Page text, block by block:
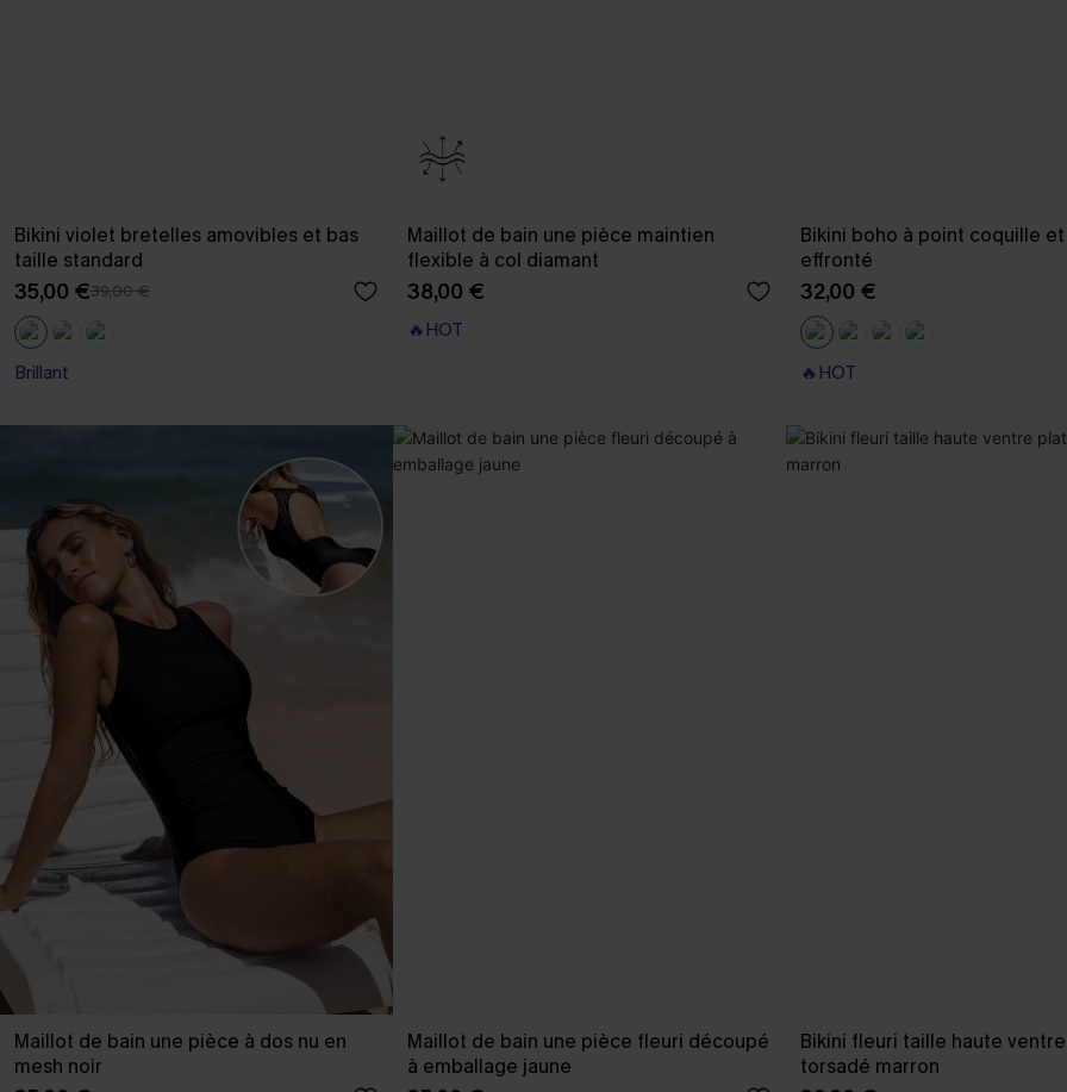
Bikini violet bretelles amovibles et bas
taille standard
35,00 €39,00 €
Brillant
Maillot de bain une pièce maintien
flexible à col diamant
38,00 €
🔥HOT
Bikini boho à point coquille
effronté
32,00 €
🔥HOT
Maillot de bain une pièce à dos nu en
mesh noir
Maillot de bain une pièce fleuri découpé
à emballage jaune
Bikini fleuri taille haute
torsadé marron